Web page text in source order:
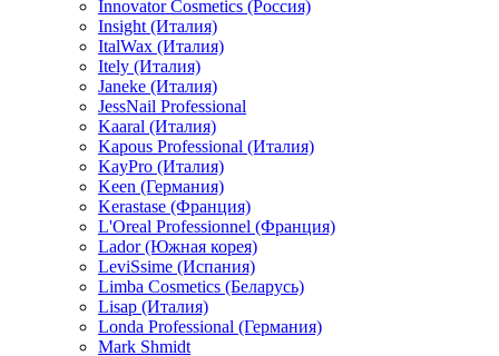
Innovator Cosmetics (Россия)
Insight (Италия)
ItalWax (Италия)
Itely (Италия)
Janeke (Италия)
JessNail Professional
Kaaral (Италия)
Kapous Professional (Италия)
KayPro (Италия)
Keen (Германия)
Kerastase (Франция)
L'Oreal Professionnel (Франция)
Lador (Южная корея)
LeviSsime (Испания)
Limba Cosmetics (Беларусь)
Lisap (Италия)
Londa Professional (Германия)
Mark Shmidt